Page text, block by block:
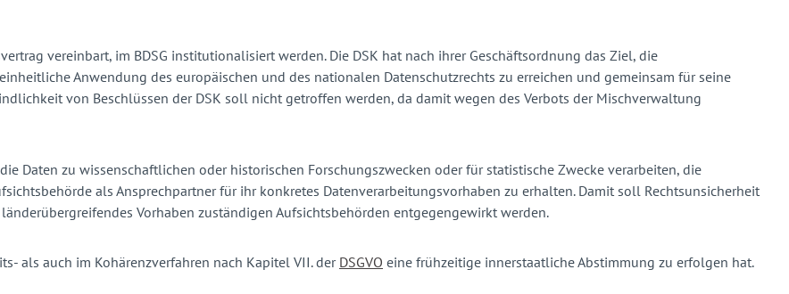
vereinbart, im BDSG institutionalisiert werden. Die DSK hat nach ihrer Geschäftsordnung das Ziel, die
Anwendung des europäischen und des nationalen Datenschutzrechts zu erreichen und gemeinsam für seine
von Beschlüssen der DSK soll nicht getroffen werden, da damit wegen des Verbots der Mischverwaltung
Daten zu wissenschaftlichen oder historischen Forschungszwecken oder für statistische Zwecke verarbeiten, die
als Ansprechpartner für ihr konkretes Datenverarbeitungsvorhaben zu erhalten. Damit soll Rechtsunsicherheit
Vorhaben zuständigen Aufsichtsbehörden entgegengewirkt werden.
als auch im Kohärenzverfahren nach Kapitel VII. der DSGVO eine frühzeitige innerstaatliche Abstimmung zu erfolgen hat.